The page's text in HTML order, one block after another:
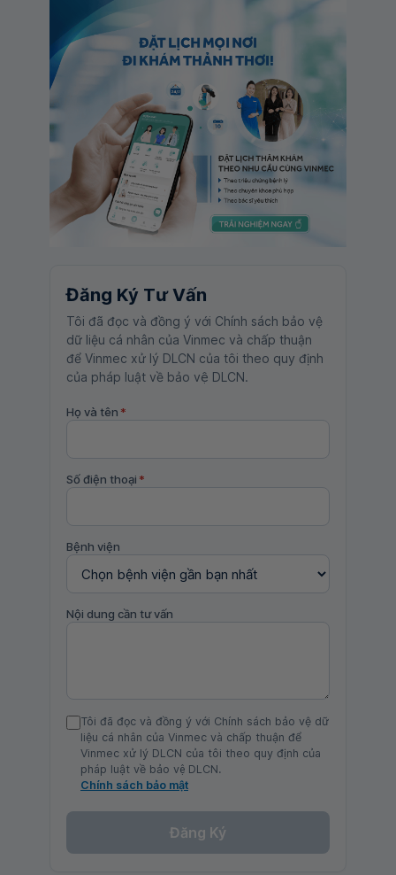
Đăng Ký Tư Vấn
Tôi đã đọc và đồng ý với Chính sách bảo vệ
dữ liệu cá nhân của Vinmec và chấp thuận
để Vinmec xử lý DLCN của tôi theo quy định
của pháp luật về bảo vệ DLCN.
Họ và tên *
Số điện thoại *
Bệnh viện
Nội dung cần tư vấn
Tôi đã đọc và đồng ý với Chính sách bảo vệ dữ
liệu cá nhân của Vinmec và chấp thuận để
Vinmec xử lý DLCN của tôi theo quy định của
pháp luật về bảo vệ DLCN.
Chính sách bảo mật
Đăng Ký